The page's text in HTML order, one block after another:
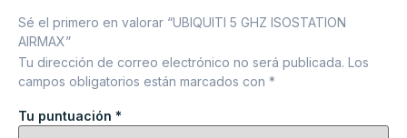
Sé el primero en valorar “UBIQUITI 5 GHZ ISOSTATION
AIRMAX”
Tu dirección de correo electrónico no será publicada. Los
campos obligatorios están marcados con *
Tu puntuación *